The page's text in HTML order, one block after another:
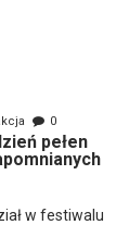
0
pełen
w festiwalu